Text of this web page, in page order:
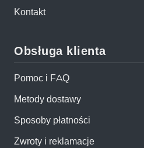
Kontakt
Obsługa klienta
Pomoc i FAQ
Metody dostawy
Sposoby płatności
Zwroty i reklamacje